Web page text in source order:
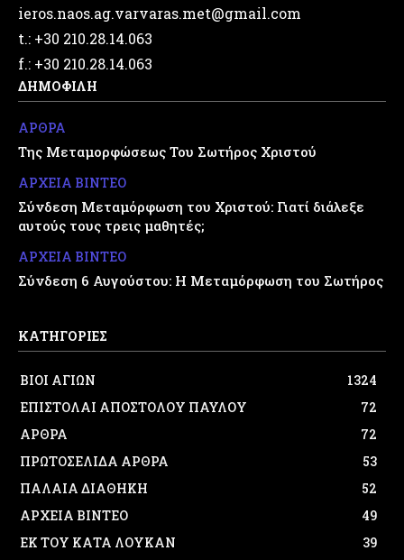
ieros.naos.ag.varvaras.met@gmail.com
t.: +30 210.28.14.063
f.: +30 210.28.14.063
ΔΗΜΟΦΙΛΗ
ΑΡΘΡΑ
Της Μεταμορφώσεως Του Σωτήρος Χριστού
ΑΡΧΕΙΑ ΒΙΝΤΕΟ
Σύνδεση Μεταμόρφωση του Χριστού: Γιατί διάλεξε
αυτούς τους τρεις μαθητές;
ΑΡΧΕΙΑ ΒΙΝΤΕΟ
Σύνδεση 6 Αυγούστου: Η Μεταμόρφωση του Σωτήρος
ΚΑΤΗΓΟΡΙΕΣ
ΒΙΟΙ ΑΓΙΩΝ
1324
ΕΠΙΣΤΟΛΑΙ ΑΠΟΣΤΟΛΟΥ ΠΑΥΛΟΥ
72
ΑΡΘΡΑ
72
ΠΡΩΤΟΣΕΛΙΔΑ ΑΡΘΡΑ
53
ΠΑΛΑΙΑ ΔΙΑΘΗΚΗ
52
ΑΡΧΕΙΑ ΒΙΝΤΕΟ
49
ΕΚ ΤΟΥ ΚΑΤΑ ΛΟΥΚΑΝ
39